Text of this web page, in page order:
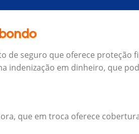
seguro que oferece proteção
indenização em dinheiro, que
que em troca oferece